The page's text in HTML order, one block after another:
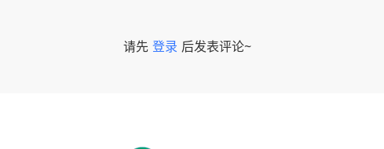
请先 登录 后发表评论~